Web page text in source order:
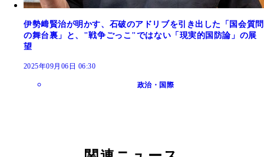
伊勢﨑賢治が明かす、石破のアドリブを引き出した「国会質問
の舞台裏」と、"戦争ごっこ"ではない「現実的国防論」の展
望
2025年09月06日 06:30
政治・国際